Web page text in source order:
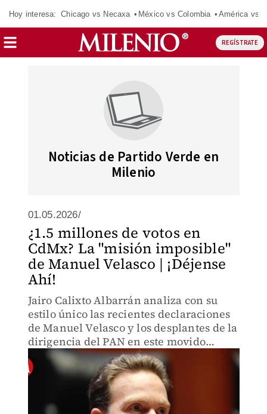
Hoy interesa: Chicago vs Necaxa México vs Colombia América vs
REGÍSTRATE
Noticias de Partido Verde en
Milenio
01.05.2026/
¿1.5 millones de votos en
CdMx? La "misión imposible"
de Manuel Velasco | ¡Déjense
Ahí!
Jairo Calixto Albarrán analiza con su
estilo único las recientes declaraciones
de Manuel Velasco y los desplantes de la
dirigencia del PAN en este movido
escenario político de 2026.